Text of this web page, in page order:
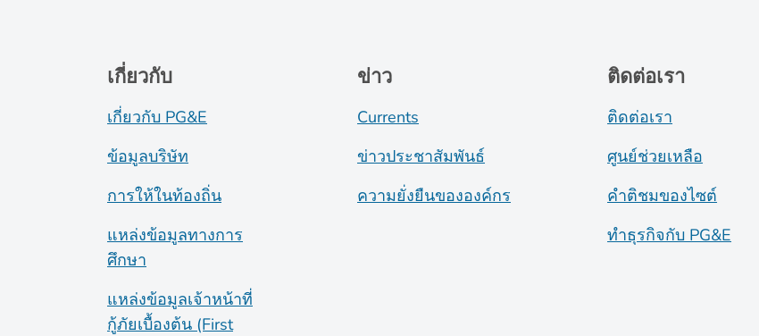
เกี่ยวกับ
เกี่ยวกับ PG&E
ข้อมูลบริษัท
การให้ในท้องถิ่น
แหล่งข้อมูลทางการ
ศึกษา
แหล่งข้อมูลเจ้าหน้าที่
กู้ภัยเบื้องต้น (First
ข่าว
Currents
ข่าวประชาสัมพันธ์
ความยั่งยืนขององค์กร
ติดต่อเรา
ติดต่อเรา
ศูนย์ช่วยเหลือ
คำติชมของไซต์
ทำธุรกิจกับ PG&E